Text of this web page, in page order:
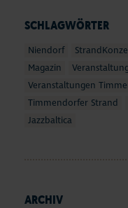
SCHLAGWÖRTER
Niendorf
Magazin
Veranstaltungen
Timmendorfer Strand
Jazzbaltica
ARCHIV